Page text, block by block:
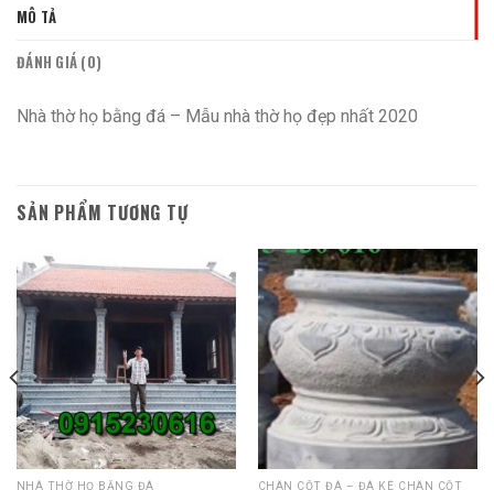
MÔ TẢ
ĐÁNH GIÁ (0)
Nhà thờ họ bằng đá – Mẫu nhà thờ họ đẹp nhất 2020
SẢN PHẨM TƯƠNG TỰ
NHÀ THỜ HỌ BẰNG ĐÁ CHÂN CỘT ĐÁ – ĐÁ KÊ CHÂN CỘT